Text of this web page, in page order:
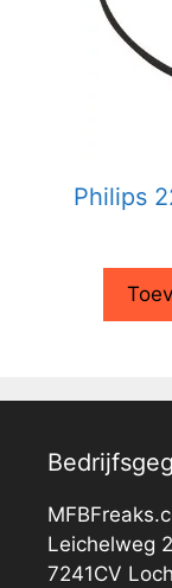
Philips
Leichelweg
7241CV